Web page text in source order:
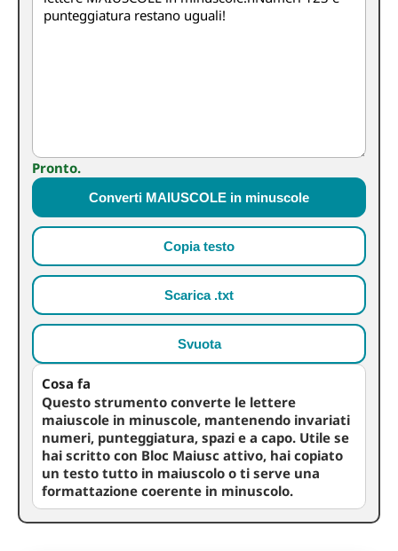
Pronto.
Converti MAIUSCOLE in minuscole
Copia testo
Scarica .txt
Svuota
Cosa fa
Questo strumento converte le lettere
maiuscole in minuscole, mantenendo invariati
numeri, punteggiatura, spazi e a capo. Utile se
hai scritto con Bloc Maiusc attivo, hai copiato
un testo tutto in maiuscolo o ti serve una
formattazione coerente in minuscolo.